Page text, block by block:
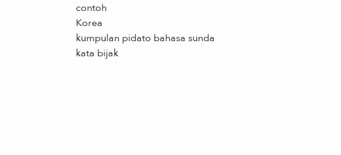
contoh
Korea
kumpulan pidato bahasa sunda
kata bijak